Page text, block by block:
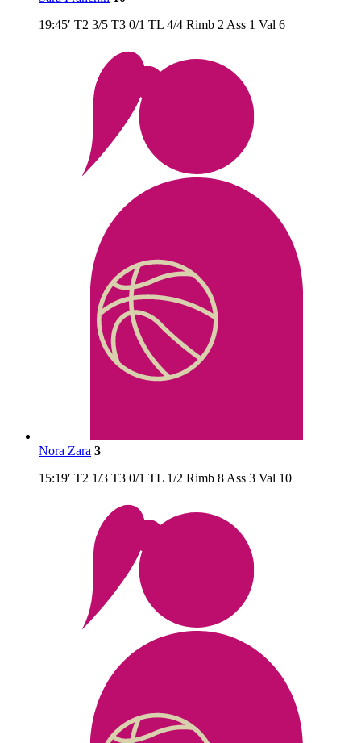
19:45′ T2 3/5 T3 0/1 TL 4/4 Rimb 2 Ass 1 Val 6
Nora Zara 3
15:19′ T2 1/3 T3 0/1 TL 1/2 Rimb 8 Ass 3 Val 10